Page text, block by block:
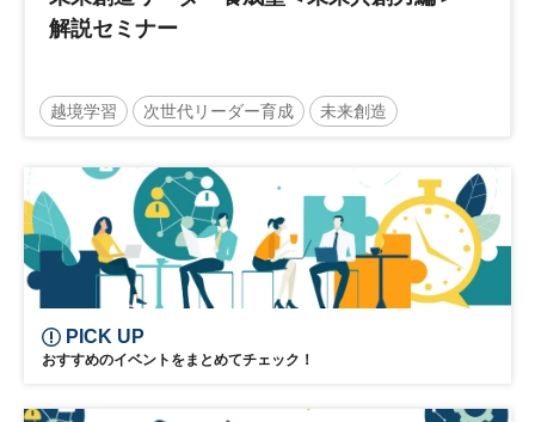
解説セミナー
越境学習 次世代リーダー育成 未来創造
リーダーシップ 新規事業
PICK UP
おすすめのイベントをまとめてチェック！